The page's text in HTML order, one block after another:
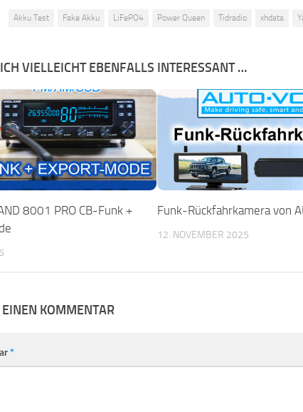
Akku Test Fake Akku LiFePO4 Power Queen Tidradio xhdata
VIELLEICHT EBENFALLS INTERESSANT …
8001 PRO CB-Funk +
Funk-Rückfahrkamera von
12. NOVEMBER 2025
KOMMENTAR
*